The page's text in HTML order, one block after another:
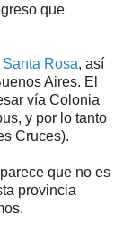
que
Santa Rosa, así
Aires. El
vía Colonia
y por lo tanto
Cruces).
parece que no es
provincia